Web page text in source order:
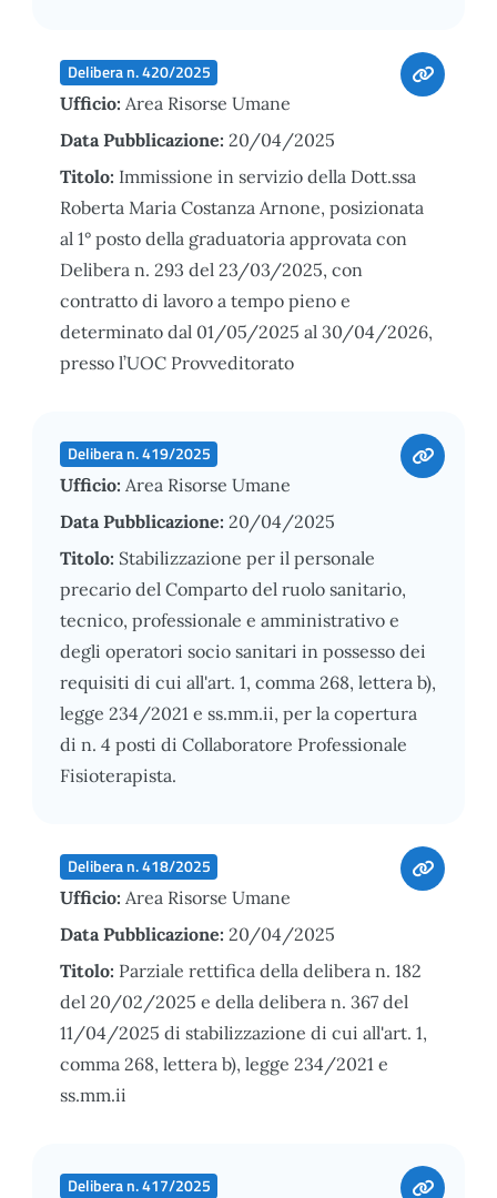
Delibera n. 420/2025
Ufficio: Area Risorse Umane
Data Pubblicazione: 20/04/2025
Titolo: Immissione in servizio della Dott.ssa
Roberta Maria Costanza Arnone, posizionata
al 1° posto della graduatoria approvata con
Delibera n. 293 del 23/03/2025, con
contratto di lavoro a tempo pieno e
determinato dal 01/05/2025 al 30/04/2026,
presso l’UOC Provveditorato
Delibera n. 419/2025
Ufficio: Area Risorse Umane
Data Pubblicazione: 20/04/2025
Titolo: Stabilizzazione per il personale
precario del Comparto del ruolo sanitario,
tecnico, professionale e amministrativo e
degli operatori socio sanitari in possesso dei
requisiti di cui all'art. 1, comma 268, lettera b),
legge 234/2021 e ss.mm.ii, per la copertura
di n. 4 posti di Collaboratore Professionale
Fisioterapista.
Delibera n. 418/2025
Ufficio: Area Risorse Umane
Data Pubblicazione: 20/04/2025
Titolo: Parziale rettifica della delibera n. 182
del 20/02/2025 e della delibera n. 367 del
11/04/2025 di stabilizzazione di cui all'art. 1,
comma 268, lettera b), legge 234/2021 e
ss.mm.ii
Delibera n. 417/2025